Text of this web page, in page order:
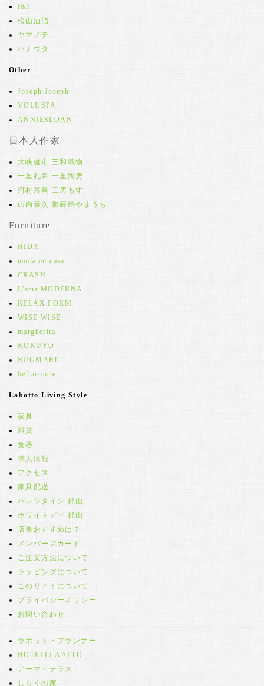
f&f
松山油脂
ヤマノテ
ハナウタ
Other
Joseph Joseph
VOLUSPA
ANNIESLOAN
日本人作家
大峡健市 三和織物
一重孔希 一重陶房
河村寿昌 工房もず
山内泰次 御蒔絵やまうち
Furniture
HIDA
moda en casa
CRASH
L'aria MODERNA
RELAX FORM
WISE WISE
margherita
KOKUYO
RUGMART
bellacontte
Labotto Living Style
家具
雑貨
食器
求人情報
アクセス
家具配送
バレンタイン 郡山
ホワイトデー 郡山
店長おすすめは？
メンバーズカード
ご注文方法について
ラッピングについて
このサイトについて
プライバシーポリシー
お問い合わせ
ラボット・プランナー
HOTELLI AALTO
アーマ・テラス
しもくの家